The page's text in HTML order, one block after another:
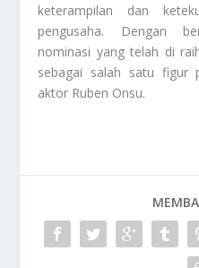
keterampilan dan
pengusaha. Dengan
nominasi yang telah di
sebagai salah satu figur
aktor Ruben Onsu.